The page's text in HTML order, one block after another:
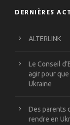
DERNIÈRES
ALTERLINK
Le Conseil
agir pour
Ukraine
Des parents
rendre en